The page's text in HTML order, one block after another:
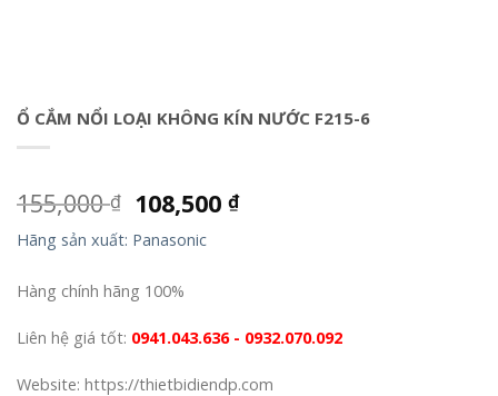
Ổ CẮM NỔI LOẠI KHÔNG KÍN NƯỚC F215-6
155,000₫ 108,500₫
Hãng sản xuất: Panasonic
Hàng chính hãng 100%
Liên hệ giá tốt: 0941.043.636 - 0932.070.092
Website: https://thietbidiendp.com